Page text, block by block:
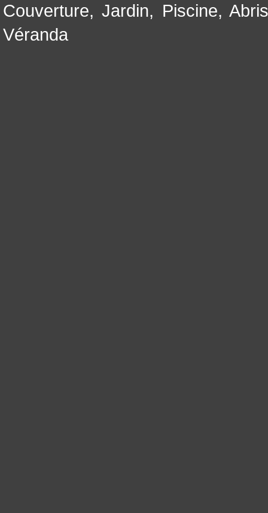
Couverture,Jardin, Piscine,
Véranda